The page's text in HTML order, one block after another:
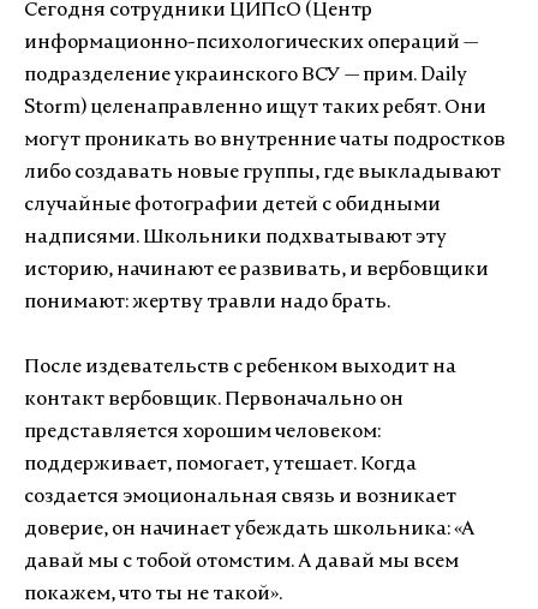
Сегодня сотрудники ЦИПсО (Центр
информационно-психологических операций —
подразделение украинского ВСУ — прим. Daily
Storm) целенаправленно ищут таких ребят. Они
могут проникать во внутренние чаты подростков
либо создавать новые группы, где выкладывают
случайные фотографии детей с обидными
надписями. Школьники подхватывают эту
историю, начинают ее развивать, и вербовщики
понимают: жертву травли надо брать.
После издевательств с ребенком выходит на
контакт вербовщик. Первоначально он
представляется хорошим человеком:
поддерживает, помогает, утешает. Когда
создается эмоциональная связь и возникает
доверие, он начинает убеждать школьника: «А
давай мы с тобой отомстим. А давай мы всем
покажем, что ты не такой».